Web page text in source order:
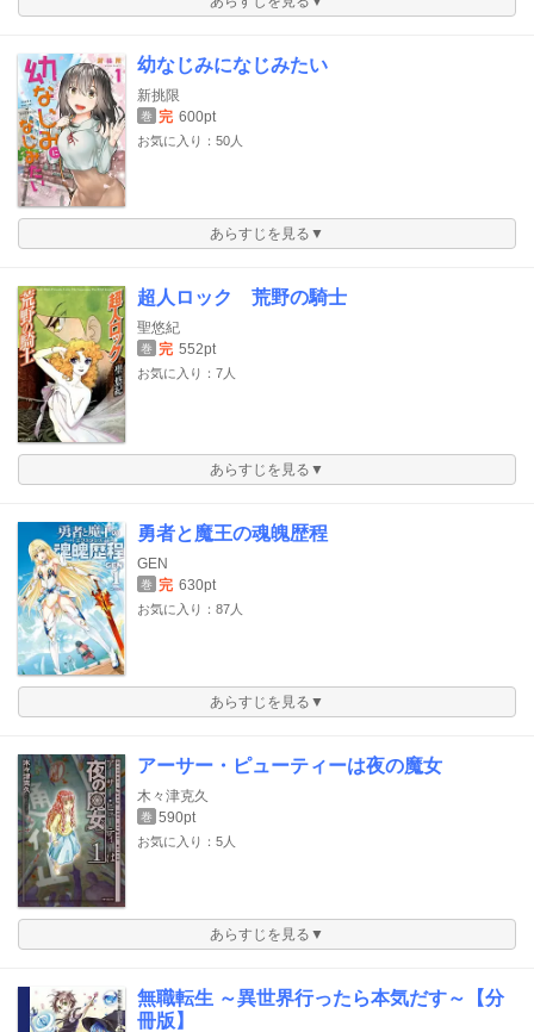
幼なじみになじみたい
新挑限
巻 完 600pt
お気に入り：50人
あらすじを見る▼
超人ロック 荒野の騎士
聖悠紀
巻 完 552pt
お気に入り：7人
あらすじを見る▼
勇者と魔王の魂魄歴程
GEN
巻 完 630pt
お気に入り：87人
あらすじを見る▼
アーサー・ピューティーは夜の魔女
木々津克久
巻 590pt
お気に入り：5人
あらすじを見る▼
無職転生 ～異世界行ったら本気だす～【分
冊版】